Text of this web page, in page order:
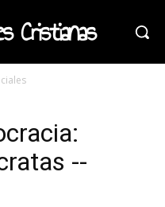
Cristianas
--